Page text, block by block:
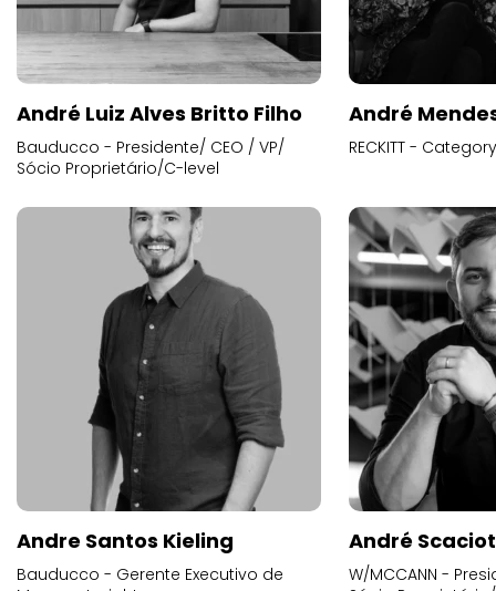
André Luiz Alves Britto Filho
Bauducco - Presidente/ CEO / VP/
Sócio Proprietário/C-level
André
RECKITT -
Andre Santos Kieling
Bauducco - Gerente Executivo de
André
W/MCCANN -